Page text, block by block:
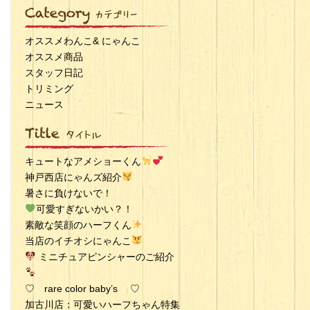
オススメわんこ& にゃんこ
オススメ商品
スタッフ日記
トリミング
ニュース
キュートなアメショーくん
神戸西店にゃんズ紹介
暑さに負けないで！
可愛すぎないかい？！
素敵な笑顔のハーフくん
当店のイチオシにゃんこ
ミニチュアピンシャーのご紹介
♡ rare color baby’s ♡
加古川店：可愛いハーフちゃん特集